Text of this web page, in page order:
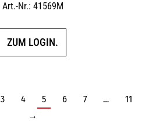
Art.-Nr.: 41569M
ZUM LOGIN.
3 4 5 6 7 …
11
→